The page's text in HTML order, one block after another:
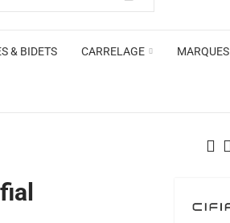
& BIDETS CARRELAGE MARQUES